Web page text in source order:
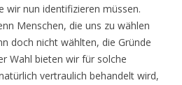
wir nun identifizieren müssen.
Menschen, die uns zu wählen
doch nicht wählten, die Gründe
Wahl bieten wir für solche
vertraulich behandelt wird,